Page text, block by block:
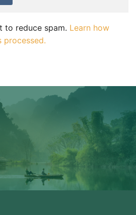
to reduce spam. Learn how
processed.